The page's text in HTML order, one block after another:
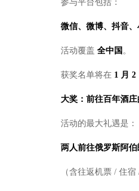
参与平台包括：
微信、微博、抖音
活动覆盖 全中国 。
获奖名单将在 1 月 2
大奖：前往百年酒庄
活动的最大礼遇是：
两人前往俄罗斯阿伯
（含往返机票 / 住